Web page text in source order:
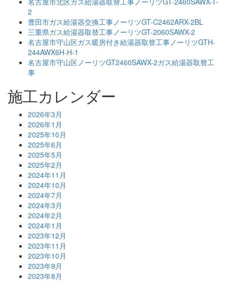
2
豊田市ガス給湯器交換工事ノーリツGT-C2462ARX-2BL
三重県ガス給湯器取替工事ノーリツGT-2060SAWX-2
名古屋市守山区ガス暖房付き給湯器取替工事ノーリツGTH-
244AWX6H-H-1
名古屋市守山区ノーリツGT2460SAWX-2ガス給湯器取替工
事
施工カレンダー
2026年3月
2026年1月
2025年10月
2025年6月
2025年5月
2025年2月
2024年11月
2024年10月
2024年7月
2024年3月
2024年2月
2024年1月
2023年12月
2023年11月
2023年10月
2023年9月
2023年8月